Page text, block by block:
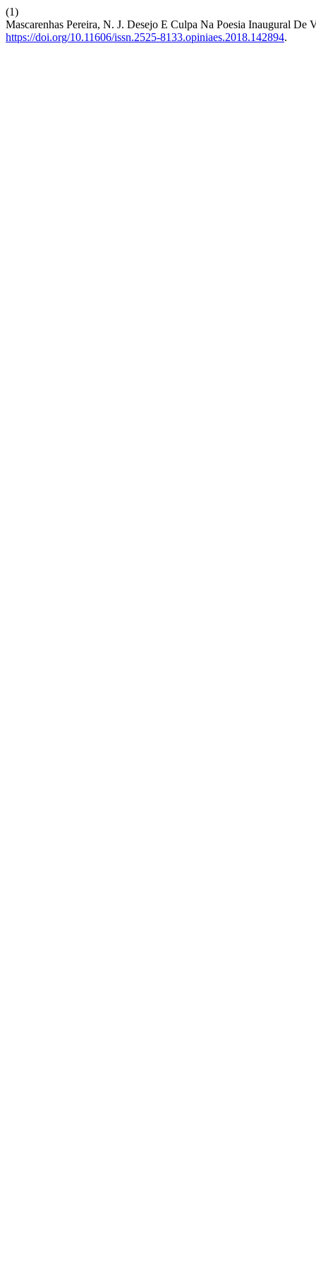
(1)
Mascarenhas Pereira, N. J. Desejo E Culpa Na Poesia Inaugural De
https://doi.org/10.11606/issn.2525-8133.opiniaes.2018.142894.